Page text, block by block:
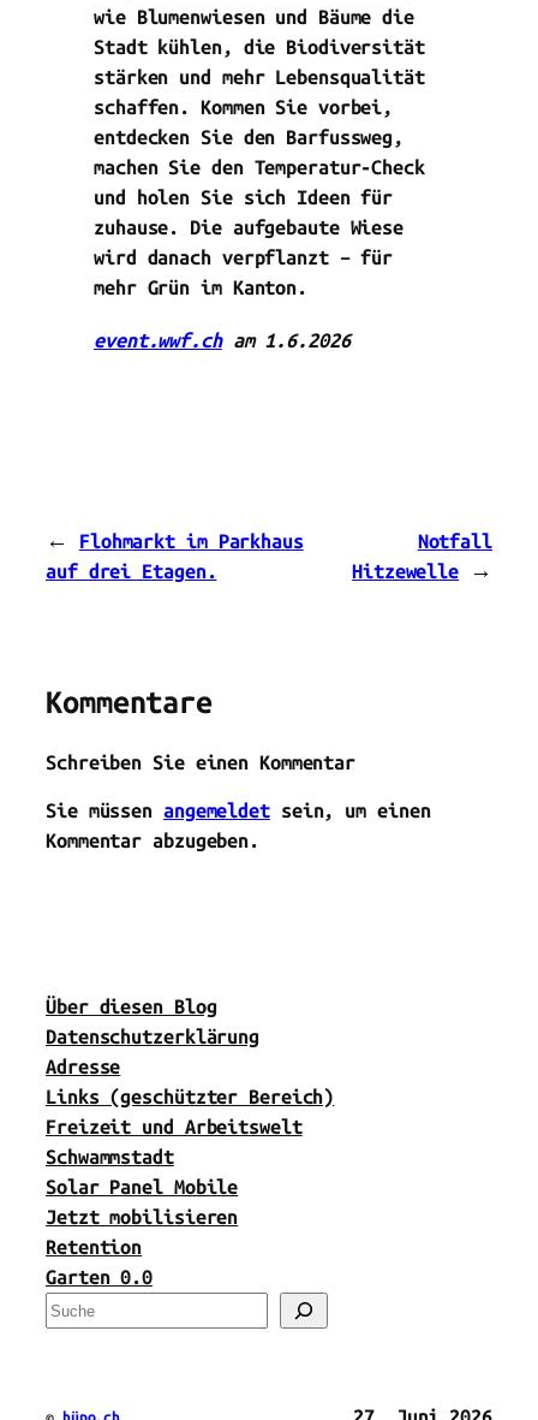
wie Blumenwiesen und Bäume die
Stadt kühlen, die Biodiversität
stärken und mehr Lebensqualität
schaffen. Kommen Sie vorbei,
entdecken Sie den Barfussweg,
machen Sie den Temperatur-Check
und holen Sie sich Ideen für
zuhause. Die aufgebaute Wiese
wird danach verpflanzt – für
mehr Grün im Kanton.
event.wwf.cham 1.6.2026
←
Flohmarkt im Parkhaus
auf drei Etagen.
Notfall
Hitzewelle
→
Kommentare
Schreiben Sie einen Kommentar
Sie müssen angemeldetsein, um einen
Kommentar abzugeben.
Über diesen Blog
Datenschutzerklärung
Adresse
Links (geschützter Bereich)
Freizeit und Arbeitswelt
Schwammstadt
Solar Panel Mobile
Jetzt mobilisieren
Retention
Garten 0.0
S
u
© hüpo.ch